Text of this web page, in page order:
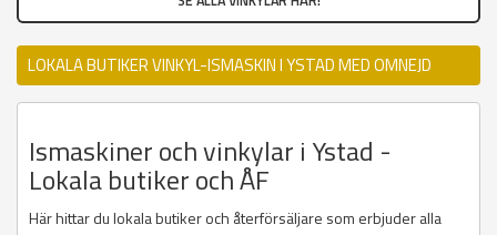
LOKALA BUTIKER VINKYL-ISMASKIN I YSTAD MED OMNEJD
Ismaskiner och vinkylar i Ystad -
Lokala butiker och ÅF
Här hittar du lokala butiker och återförsäljare som erbjuder alla